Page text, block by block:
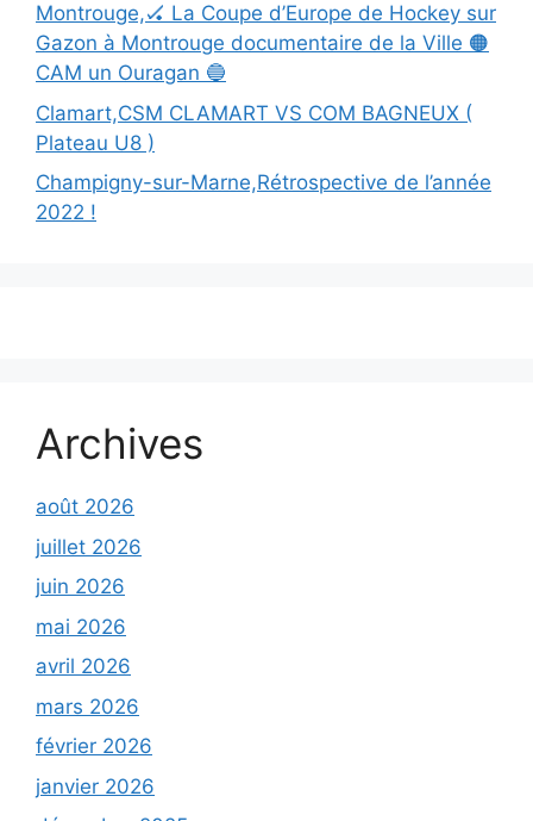
Montrouge,🏑 La Coupe d’Europe de Hockey sur
Gazon à Montrouge documentaire de la Ville 🟠
CAM un Ouragan 🔵
Clamart,CSM CLAMART VS COM BAGNEUX (
Plateau U8 )
Champigny-sur-Marne,Rétrospective de l’année
2022 !
Archives
août 2026
juillet 2026
juin 2026
mai 2026
avril 2026
mars 2026
février 2026
janvier 2026